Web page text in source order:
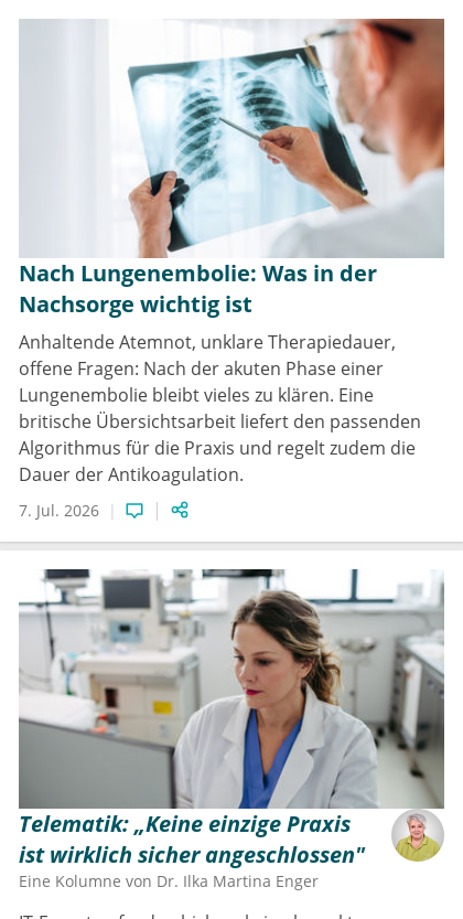
Nach Lungenembolie: Was in der
Nachsorge wichtig ist
Anhaltende Atemnot, unklare Therapiedauer,
offene Fragen: Nach der akuten Phase einer
Lungenembolie bleibt vieles zu klären. Eine
britische Übersichtsarbeit liefert den passenden
Algorithmus für die Praxis und regelt zudem die
Dauer der Antikoagulation.
7. Jul. 2026
Telematik: „Keine einzige Praxis
ist wirklich sicher angeschlossen"
Eine Kolumne von Dr. Ilka Martina Enger